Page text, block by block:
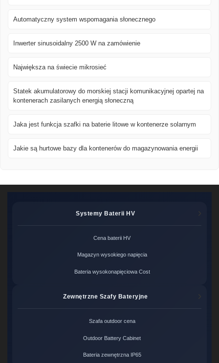
Automatyczny system wspomagania słonecznego
Inwerter sinusoidalny 2500 W na zamówienie
Największa na świecie mikrosieć
Statek akumulatorowy do morskiej stacji komunikacyjnej opartej na
kontenerach zasilanych energią słoneczną
Jaka jest funkcja szafki na baterie litowe w kontenerze solarnym
Jakie są hurtowe bazy dla kontenerów do magazynowania energii
Systemy Baterii HV
Cena baterii HV
Magazyn wysokiego napięcia
Bateria wysokonapięciowa Cost
Zewnętrzne Szafy Bateryjne
Szafa outdoor cena
Outdoor Battery Cabinet
Bateria zewnętrzna IP65